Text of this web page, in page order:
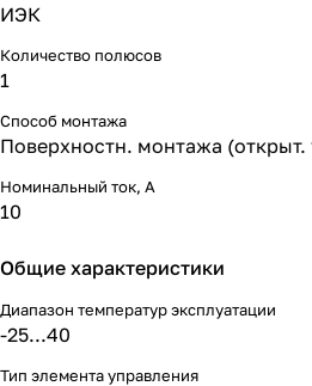
ИЭК
Количество полюсов
1
Способ монтажа
Поверхностн. монтажа (открыт.
Номинальный ток, А
10
Общие характеристики
Диапазон температур эксплуатации
-25...40
Тип элемента управления